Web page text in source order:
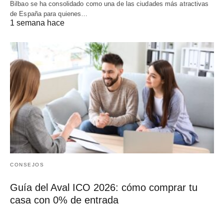
Bilbao se ha consolidado como una de las ciudades más atractivas
de España para quienes…
1 semana hace
CONSEJOS
Guía del Aval ICO 2026: cómo comprar tu
casa con 0% de entrada